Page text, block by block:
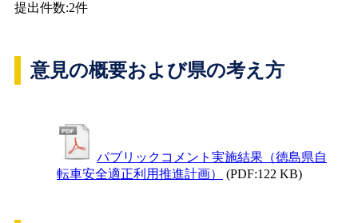
提出件数:2件
意見の概要および県の考え方
パブリックコメント実施結果（徳島県自
転車安全適正利用推進計画）
(PDF:122 KB)